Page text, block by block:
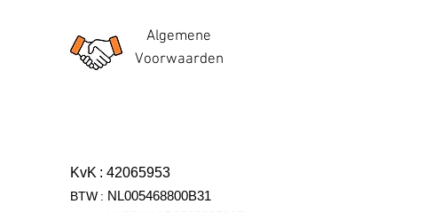
Algemene
Voorwaarden
KvK : 42065953
BTW : NL005468800B31